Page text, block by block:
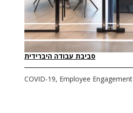
COVID-19, Employee Engagement
סביבת עבודה היברידית